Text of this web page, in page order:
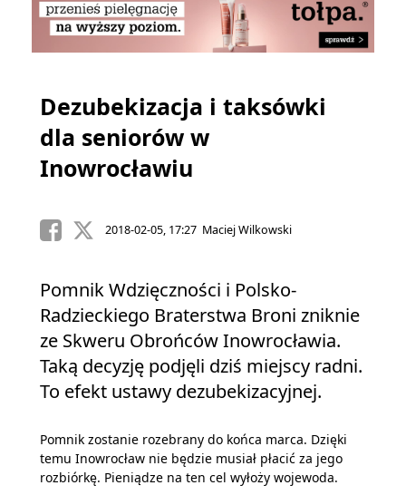
Dezubekizacja i taksówki
dla seniorów w
Inowrocławiu
2018-02-05, 17:27 Maciej Wilkowski
Pomnik Wdzięczności i Polsko-
Radzieckiego Braterstwa Broni zniknie
ze Skweru Obrońców Inowrocławia.
Taką decyzję podjęli dziś miejscy radni.
To efekt ustawy dezubekizacyjnej.
Pomnik zostanie rozebrany do końca marca. Dzięki
temu Inowrocław nie będzie musiał płacić za jego
rozbiórkę. Pieniądze na ten cel wyłoży wojewoda.